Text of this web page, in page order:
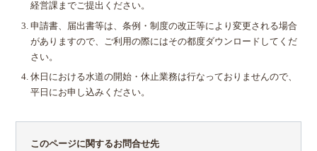
経営課までご提出ください。
申請書、届出書等は、条例・制度の改正等により変更される場合
がありますので、ご利用の際にはその都度ダウンロードしてくだ
さい。
休日における水道の開始・休止業務は行なっておりませんので、
平日にお申し込みください。
このページに関するお問合せ先